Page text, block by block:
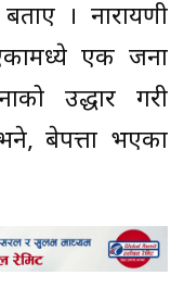
। नारायणी
एक जना
उद्धार गरी
बेपत्ता भएका